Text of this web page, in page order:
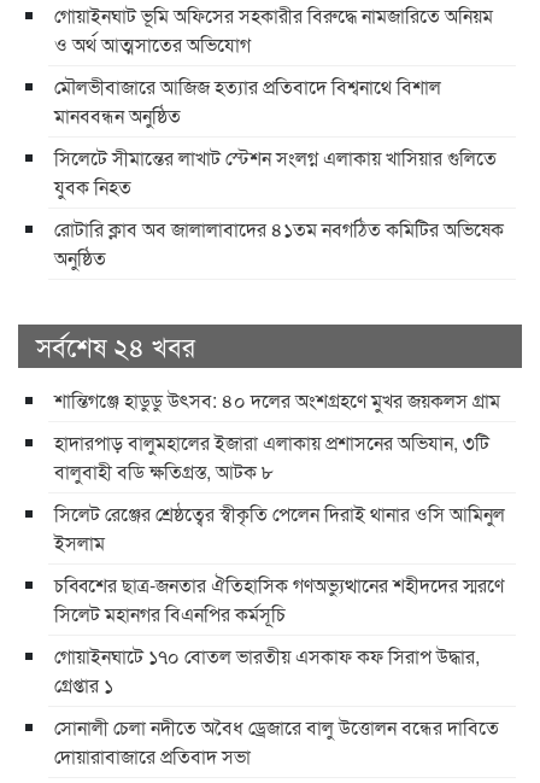
গোয়াইনঘাট ভূমি অফিসের সহকারীর বিরুদ্ধে নামজারিতে অনিয়ম
ও অর্থ আত্মসাতের অভিযোগ
মৌলভীবাজারে আজিজ হত্যার প্রতিবাদে বিশ্বনাথে বিশাল
মানববন্ধন অনুষ্ঠিত
সিলেটে সীমান্তের লাখাট স্টেশন সংলগ্ন এলাকায় খাসিয়ার গুলিতে
যুবক নিহত
রোটারি ক্লাব অব জালালাবাদের ৪১তম নবগঠিত কমিটির অভিষেক
অনুষ্ঠিত
সর্বশেষ ২৪ খবর
শান্তিগঞ্জে হাডুডু উৎসব: ৪০ দলের অংশগ্রহণে মুখর জয়কলস গ্রাম
হাদারপাড় বালুমহালের ইজারা এলাকায় প্রশাসনের অভিযান, ৩টি
বালুবাহী বডি ক্ষতিগ্রস্ত, আটক ৮
সিলেট রেঞ্জের শ্রেষ্ঠত্বের স্বীকৃতি পেলেন দিরাই থানার ওসি আমিনুল
ইসলাম
চব্বিশের ছাত্র-জনতার ঐতিহাসিক গণঅভ্যুত্থানের শহীদদের স্মরণে
সিলেট মহানগর বিএনপির কর্মসূচি
গোয়াইনঘাটে ১৭০ বোতল ভারতীয় এসকাফ কফ সিরাপ উদ্ধার,
গ্রেপ্তার ১
সোনালী চেলা নদীতে অবৈধ ড্রেজারে বালু উত্তোলন বন্ধের দাবিতে
দোয়ারাবাজারে প্রতিবাদ সভা